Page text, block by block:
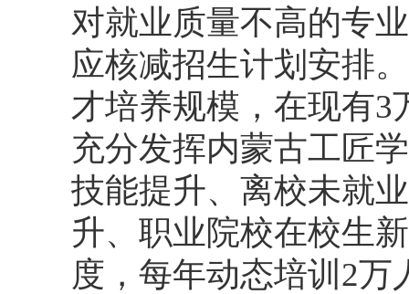
对就业质量不高的专
应核减招生计划安排
才培养规模，在现有3
充分发挥内蒙古工匠
技能提升、离校未就
升、职业院校在校生
度，每年动态培训2